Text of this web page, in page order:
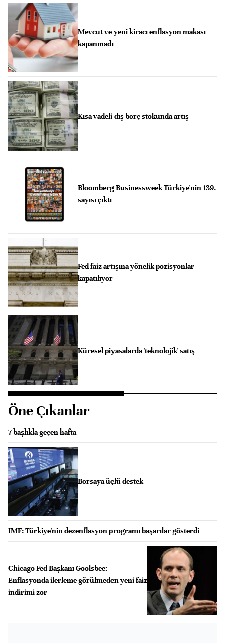
Mevcut ve yeni kiracı enflasyon makası
kapanmadı
Kısa vadeli dış borç stokunda artış
Bloomberg Businessweek Türkiye'nin 139.
sayısı çıktı
Fed faiz artışına yönelik pozisyonlar
kapatılıyor
Küresel piyasalarda 'teknolojik' satış
Öne Çıkanlar
7 başlıkla geçen hafta
Borsaya üçlü destek
IMF: Türkiye'nin dezenflasyon programı başarılar gösterdi
Chicago Fed Başkanı Goolsbee:
Enflasyonda ilerleme görülmeden yeni faiz
indirimi zor